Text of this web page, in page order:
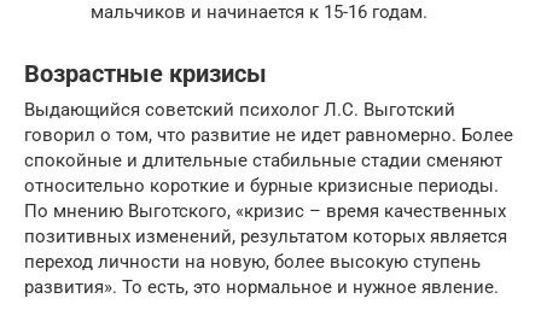
мальчиков и начинается к 15-16 годам.
Возрастные кризисы
Выдающийся советский психолог Л.С. Выготский
говорил о том, что развитие не идет равномерно. Более
спокойные и длительные стабильные стадии сменяют
относительно короткие и бурные кризисные периоды.
По мнению Выготского, «кризис – время качественных
позитивных изменений, результатом которых является
переход личности на новую, более высокую ступень
развития». То есть, это нормальное и нужное явление.